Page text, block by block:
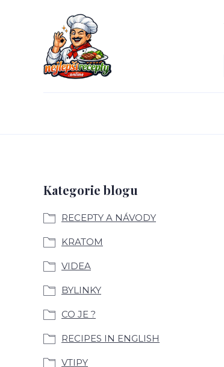
Kategorie blogu
RECEPTY A NÁVODY
KRATOM
VIDEA
BYLINKY
CO JE ?
RECIPES IN ENGLISH
VTIPY